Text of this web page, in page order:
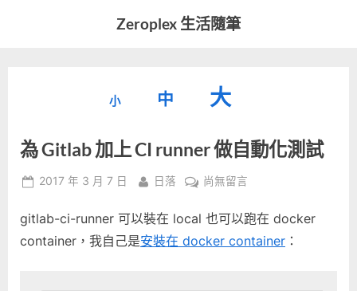
Zeroplex 生活隨筆
發
活
事
小
型
小。
中
重
字
型
大
小。
大
大
型
大
為 Gitlab 加上 CI runner 做自動化測試
Posted
2017 年 3 月 7 日 By
日落
在
Gitlab
加
尚無留言
gitlab-ci-runner 可以裝在 local 也可以跑在 docker
container，我自己是安裝在 docker container ：